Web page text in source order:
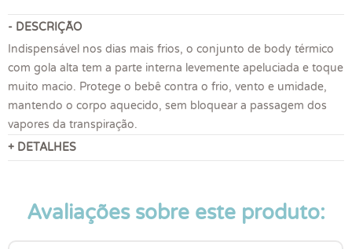
- DESCRIÇÃO
Indispensável nos dias mais frios, o conjunto de body térmico
com gola alta tem a parte interna levemente apeluciada e toque
muito macio. Protege o bebê contra o frio, vento e umidade,
mantendo o corpo aquecido, sem bloquear a passagem dos
vapores da transpiração.
+ DETALHES
Avaliações sobre este produto: